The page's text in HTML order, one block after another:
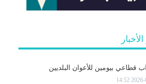
قطاعي بيومين للأعوان البلديين
2026-